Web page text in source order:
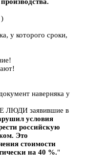
у которого сроки,
наверняка у
заявившие в
условия
российскую
Это
стоимости
на 40 %."